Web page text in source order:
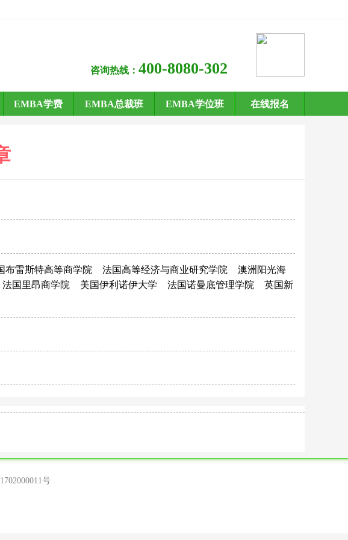
咨询热线： 400-8080-302
EMBA学费 EMBA总裁班 EMBA学位班 在线报名
布雷斯特高等商学院 法国高等经济与商业研究学院
澳洲阳光海
法国里昂商学院 美国伊利诺伊大学 法国诺曼底管理学院
英国新
号